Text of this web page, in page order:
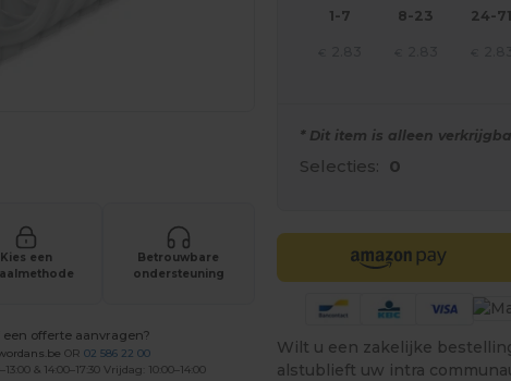
Kies een
Betrouwbare
ondersteuning
offerte aanvragen?
OR 02 586 22 00
& 14:00–17:30 Vrijdag: 10:00–14:00
1-7 8-23 24-71
* Dit item is alleen
Selecties: 0
Wilt u een zakelijke
alstublieft uw intra